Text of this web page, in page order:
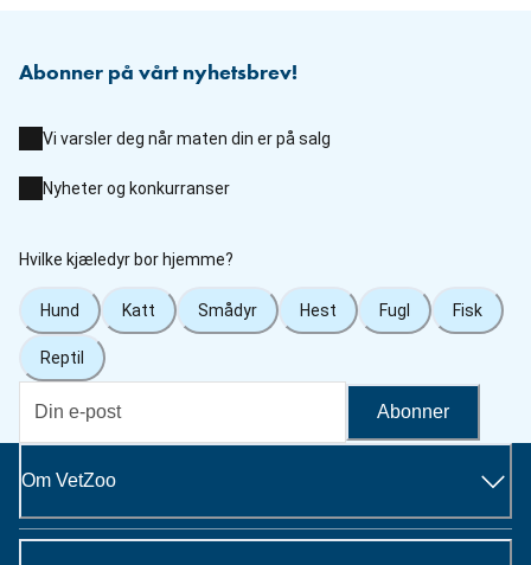
Abonner på vårt nyhetsbrev!
Vi varsler deg når maten din er på salg
Nyheter og konkurranser
Hvilke kjæledyr bor hjemme?
Hund Katt Smådyr Hest Fugl Fisk
Reptil
Abonner
Om VetZoo